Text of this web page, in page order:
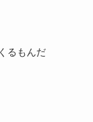
るもんだ